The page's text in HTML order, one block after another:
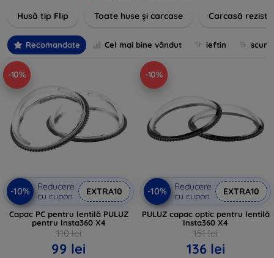
designuri inovatoare menite să ofere nu doar protecție, ci și
Husă tip Flip Toate huse și carcase Carcasă
Recomandate Cel mai bine vândut ieftin
-10%
-10%
Reducere
cu cupon
EXTRA10
Capac PC pentru lentilă PULUZ
pentru Insta360 X4
110 lei
99 lei
-10%
-10%
Reducere
cu cupon
EXTRA10
PULUZ capac optic pentru lentilă
Insta360 X4
151 lei
136 lei